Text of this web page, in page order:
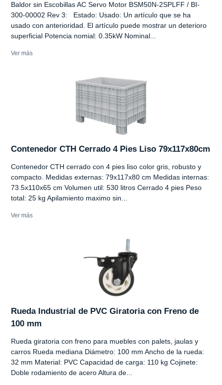
Baldor sin Escobillas AC Servo Motor BSM50N-2SPLFF / BI-
300-00002 Rev 3: Estado: Usado: Un artículo que se ha
usado con anterioridad. El artículo puede mostrar un deterioro
superficial Potencia nomial: 0.35kW Nominal...
Ver más
Contenedor CTH Cerrado 4 Pies Liso 79x117x80cm
Contenedor CTH cerrado con 4 pies liso color gris, robusto y
compacto. Medidas externas: 79x117x80 cm Medidas internas:
73.5x110x65 cm Volumen util: 530 litros Cerrado 4 pies Peso
total: 25 kg Apilamiento maximo sin...
Ver más
Rueda Industrial de PVC Giratoria con Freno de
100 mm
Rueda giratoria con freno para muebles con palets, jaulas y
carros Rueda mediana Diámetro: 100 mm Ancho de la rueda:
32 mm Material: PVC Capacidad de carga: 110 kg Cojinete:
Doble rodamiento de acero Altura de...